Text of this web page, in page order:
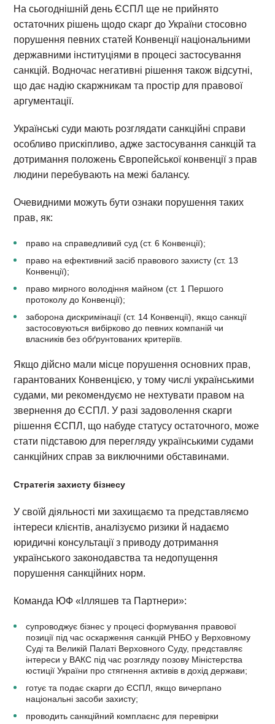
На сьогоднішній день ЄСПЛ ще не прийнято
остаточних рішень щодо скарг до України стосовно
порушення певних статей Конвенції національними
державними інституціями в процесі застосування
санкцій. Водночас негативні рішення також відсутні,
що дає надію скаржникам та простір для правової
аргументації.
Українські суди мають розглядати санкційні справи
особливо прискіпливо, адже застосування санкцій та
дотримання положень Європейської конвенції з прав
людини перебувають на межі балансу.
Очевидними можуть бути ознаки порушення таких
прав, як:
право на справедливий суд (ст. 6 Конвенції);
право на ефективний засіб правового захисту (ст. 13
Конвенції);
право мирного володіння майном (ст. 1 Першого
протоколу до Конвенції);
заборона дискримінації (ст. 14 Конвенції), якщо санкції
застосовуються вибірково до певних компаній чи
власників без обґрунтованих критеріїв.
Якщо дійсно мали місце порушення основних прав,
гарантованих Конвенцією, у тому числі українськими
судами, ми рекомендуємо не нехтувати правом на
звернення до ЄСПЛ. У разі задоволення скарги
рішення ЄСПЛ, що набуде статусу остаточного, може
стати підставою для перегляду українськими судами
санкційних справ за виключними обставинами.
Стратегія захисту бізнесу
У своїй діяльності ми захищаємо та представляємо
інтереси клієнтів, аналізуємо ризики й надаємо
юридичні консультації з приводу дотримання
українського законодавства та недопущення
порушення санкційних норм.
Команда ЮФ «Ілляшев та Партнери»:
супроводжує бізнес у процесі формування правової
позиції під час оскарження санкцій РНБО у Верховному
Суді та Великій Палаті Верховного Суду, представляє
інтереси у ВАКС під час розгляду позову Міністерства
юстиції України про стягнення активів в дохід держави;
готує та подає скарги до ЄСПЛ, якщо вичерпано
національні засоби захисту;
проводить санкційний комплаєнс для перевірки